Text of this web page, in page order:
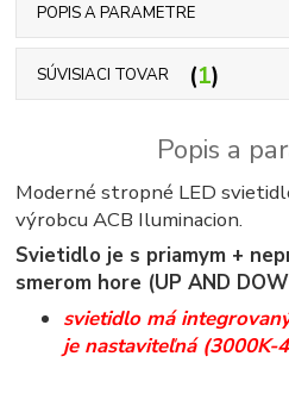
POPIS A PARAMETRE
SÚVISIACI TOVAR 1
Popis a
Moderné stropné LED
výrobcu ACB Iluminacion.
Svietidlo je s priamym +
smerom hore (UP AND
svietidlo má
je nastaviteľná (3000K-